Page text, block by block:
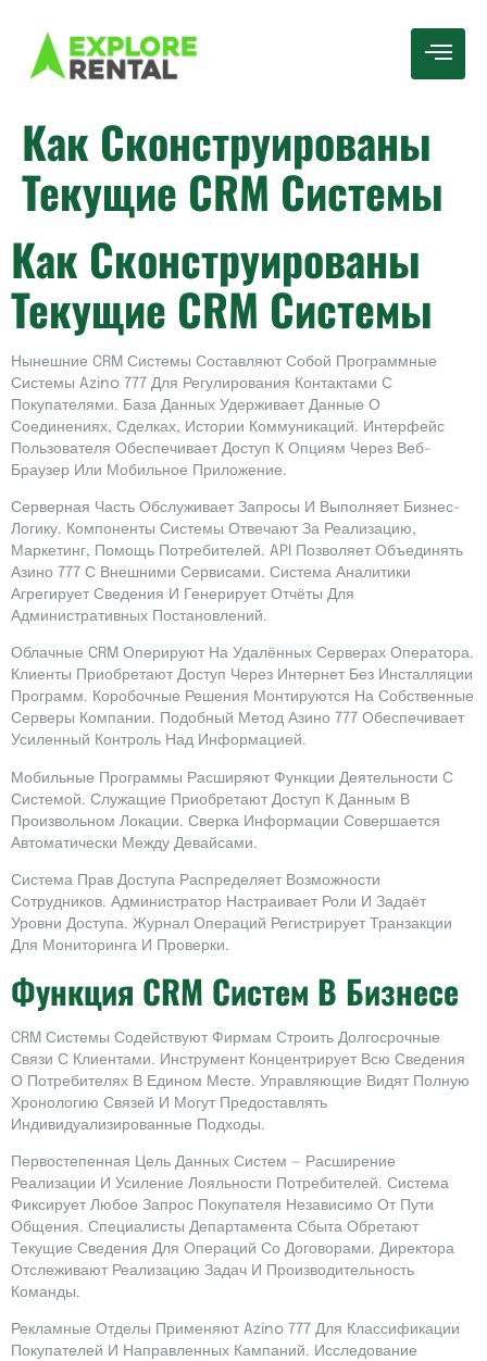
Как Сконструированы
Текущие CRM Системы
Как Сконструированы
Текущие CRM Системы
Нынешние CRM Системы Составляют Собой Программные
Системы Azino 777 Для Регулирования Контактами С
Покупателями. База Данных Удерживает Данные О
Соединениях, Сделках, Истории Коммуникаций. Интерфейс
Пользователя Обеспечивает Доступ К Опциям Через Веб-
Браузер Или Мобильное Приложение.
Серверная Часть Обслуживает Запросы И Выполняет Бизнес-
Логику. Компоненты Системы Отвечают За Реализацию,
Маркетинг, Помощь Потребителей. API Позволяет Объединять
Азино 777 С Внешними Сервисами. Система Аналитики
Агрегирует Сведения И Генерирует Отчёты Для
Административных Постановлений.
Облачные CRM Оперируют На Удалённых Серверах Оператора.
Клиенты Приобретают Доступ Через Интернет Без Инсталляции
Программ. Коробочные Решения Монтируются На Собственные
Серверы Компании. Подобный Метод Азино 777 Обеспечивает
Усиленный Контроль Над Информацией.
Мобильные Программы Расширяют Функции Деятельности С
Системой. Служащие Приобретают Доступ К Данным В
Произвольном Локации. Сверка Информации Совершается
Автоматически Между Девайсами.
Система Прав Доступа Распределяет Возможности
Сотрудников. Администратор Настраивает Роли И Задаёт
Уровни Доступа. Журнал Операций Регистрирует Транзакции
Для Мониторинга И Проверки.
Функция CRM Систем В Бизнесе
CRM Системы Содействуют Фирмам Строить Долгосрочные
Связи С Клиентами. Инструмент Концентрирует Всю Сведения
О Потребителях В Едином Месте. Управляющие Видят Полную
Хронологию Связей И Могут Предоставлять
Индивидуализированные Подходы.
Первостепенная Цель Данных Систем — Расширение
Реализации И Усиление Лояльности Потребителей. Система
Фиксирует Любое Запрос Покупателя Независимо От Пути
Общения. Специалисты Департамента Сбыта Обретают
Текущие Сведения Для Операций Со Договорами. Директора
Отслеживают Реализацию Задач И Производительность
Команды.
Рекламные Отделы Применяют Azino 777 Для Классификации
Покупателей И Направленных Кампаний. Исследование